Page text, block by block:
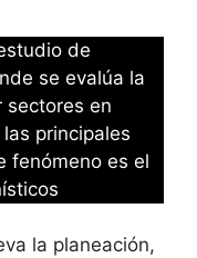
de
se evalúa la
sectores en
principales
fenómeno es el
la planeación,